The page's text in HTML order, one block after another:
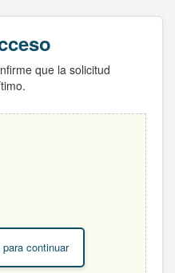
que la solicitud
continuar